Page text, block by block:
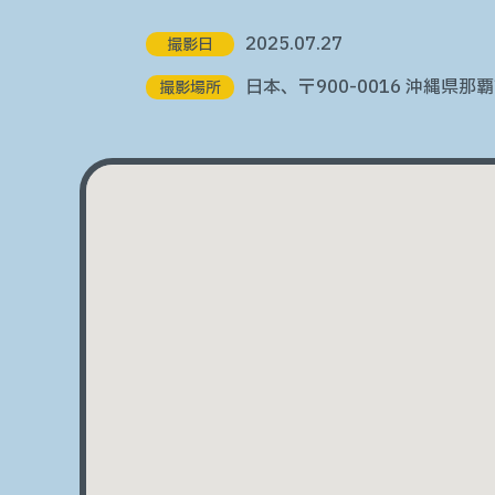
撮影日 2025.07.27
撮影場所 日本、〒900-0016 沖縄県那